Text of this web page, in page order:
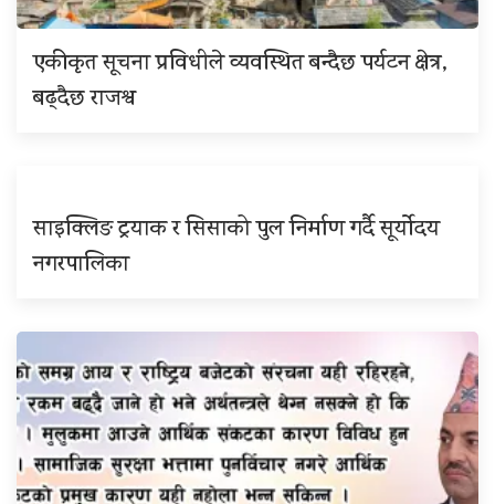
एकीकृत सूचना प्रविधीले व्यवस्थित बन्दैछ पर्यटन क्षेत्र,
बढ्दैछ राजश्व
साइक्लिङ ट्रयाक र सिसाको पुल निर्माण गर्दै सूर्योदय
नगरपालिका